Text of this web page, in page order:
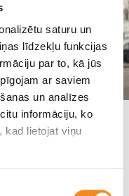
saturu un
līdzekļu funkcijas
par to, kā jūs
ar saviem
un analīzes
informāciju, ko
kad lietojat viņu
Bayon,